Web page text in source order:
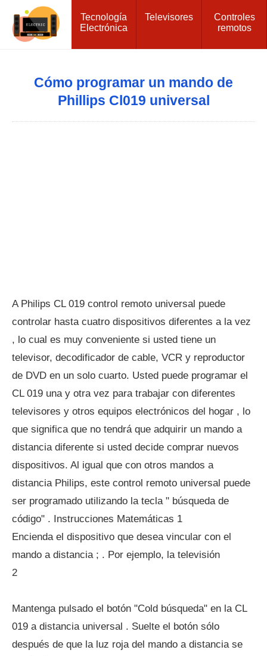
Tecnología
Electrónica
Televisores
Controles
remotos
Cómo programar un mando de
Phillips Cl019 universal
A Philips CL 019 control remoto universal puede
controlar hasta cuatro dispositivos diferentes a la vez
, lo cual es muy conveniente si usted tiene un
televisor, decodificador de cable, VCR y reproductor
de DVD en un solo cuarto. Usted puede programar el
CL 019 una y otra vez para trabajar con diferentes
televisores y otros equipos electrónicos del hogar , lo
que significa que no tendrá que adquirir un mando a
distancia diferente si usted decide comprar nuevos
dispositivos. Al igual que con otros mandos a
distancia Philips, este control remoto universal puede
ser programado utilizando la tecla " búsqueda de
código" . Instrucciones Matemáticas 1
Encienda el dispositivo que desea vincular con el
mando a distancia ; . Por ejemplo, la televisión
2
Mantenga pulsado el botón "Cold búsqueda" en la CL
019 a distancia universal . Suelte el botón sólo
después de que la luz roja del mando a distancia se